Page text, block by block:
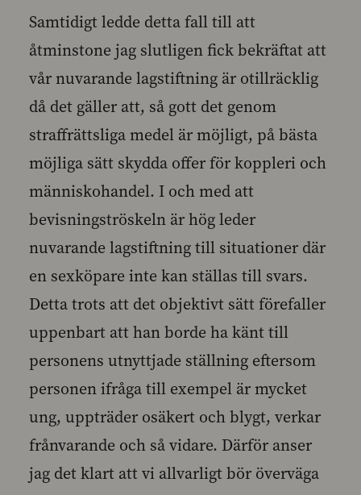
Samtidigt ledde detta fall till att
åtminstone jag slutligen fick bekräftat att
vår nuvarande lagstiftning är otillräcklig
då det gäller att, så gott det genom
straffrättsliga medel är möjligt, på bästa
möjliga sätt skydda offer för koppleri och
människohandel. I och med att
bevisningströskeln är hög leder
nuvarande lagstiftning till situationer där
en sexköpare inte kan ställas till svars.
Detta trots att det objektivt sätt förefaller
uppenbart att han borde ha känt till
personens utnyttjade ställning eftersom
personen ifråga till exempel är mycket
ung, uppträder osäkert och blygt, verkar
frånvarande och så vidare. Därför anser
jag det klart att vi allvarligt bör överväga